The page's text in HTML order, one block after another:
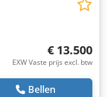
€ 13.500
EXW Vaste prijs excl. btw
Bellen